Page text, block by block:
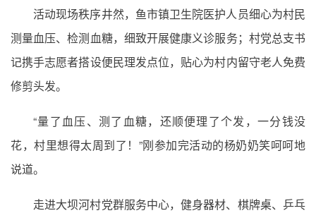
活动现场秩序井然，鱼市镇卫生院医护人员细心为村民
测量血压、检测血糖，细致开展健康义诊服务；村党总支书
记携手志愿者搭设便民理发点位，贴心为村内留守老人免费
修剪头发。
“量了血压、测了血糖，还顺便理了个发，一分钱没
花，村里想得太周到了！”刚参加完活动的杨奶奶笑呵呵地
说道。
走进大坝河村党群服务中心，健身器材、棋牌桌、乒乓